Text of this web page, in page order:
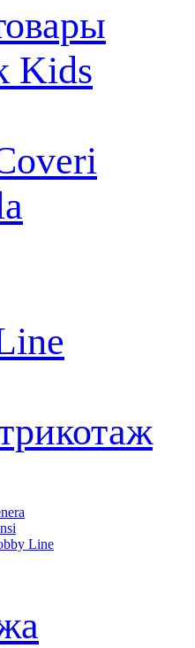
Kids
Line